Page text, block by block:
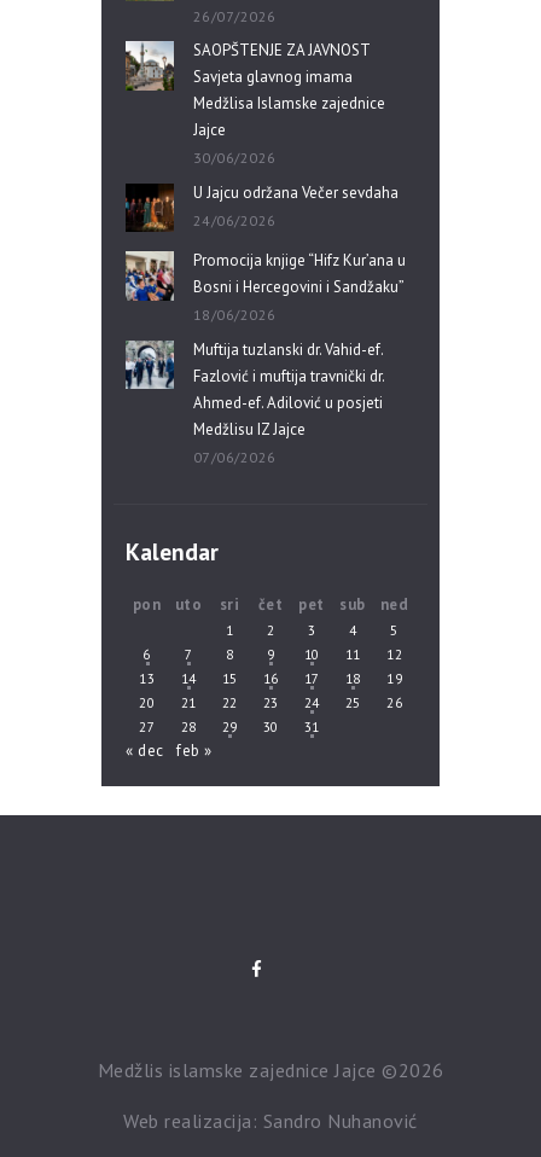
26/07/2026
SAOPŠTENJE ZA JAVNOST
Savjeta glavnog imama
Medžlisa Islamske zajednice
Jajce
30/06/2026
U Jajcu održana Večer sevdaha
24/06/2026
Promocija knjige “Hifz Kur’ana u
Bosni i Hercegovini i Sandžaku”
18/06/2026
Muftija tuzlanski dr. Vahid-ef.
Fazlović i muftija travnički dr.
Ahmed-ef. Adilović u posjeti
Medžlisu IZ Jajce
07/06/2026
Kalendar
pon uto sri čet pet sub ned
1 2 3 4
5
6
7 8 9 10 11
12
13
14 15 16 17 18
19
20
21 22 23 24 25
26
27
28 29 30 31
« dec feb »
Medžlis islamske zajednice Jajce ©2026
Web realizacija: Sandro Nuhanović